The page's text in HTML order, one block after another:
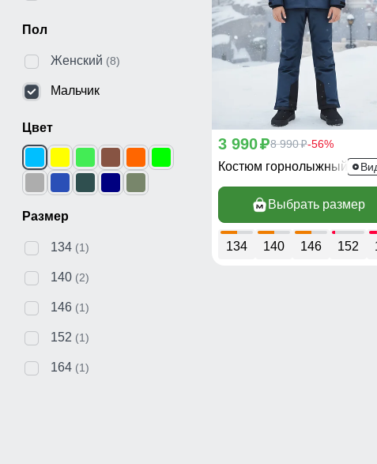
Пол
Женский (8)
Мальчик
Цвет
Размер
134 (1)
140 (2)
146 (1)
152 (1)
164 (1)
3 990p8 990p-56%
Костюм горнолыжный
Выбрать размер
134 140 146 152